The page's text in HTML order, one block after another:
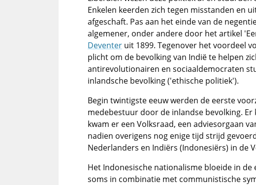
Enkelen keerden zich tegen misstanden en
afgeschaft. Pas aan het einde van de
algemener, onder andere door het artikel
Deventer uit 1899. Tegenover het voordeel
plicht om de bevolking van Indië te helpen
antirevolutionairen en sociaaldemocraten
inlandsche bevolking ('ethische politiek').
Begin twintigste eeuw werden de eerste
medebestuur door de inlandse bevolking.
kwam er een Volksraad, een adviesorgaan
nadien overigens nog enige tijd strijd
Nederlanders en Indiërs (Indonesiërs) in de
Het Indonesische nationalisme bloeide in
soms in combinatie met communistische